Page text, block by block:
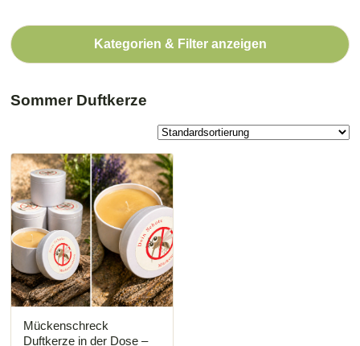
Kategorien & Filter anzeigen
Sommer Duftkerze
Mückenschreck
Duftkerze in der Dose –